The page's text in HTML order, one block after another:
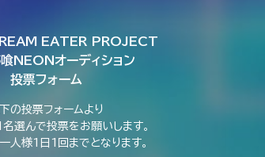
EATER PROJECT
喰NEONオーディション
投票フォーム
の投票フォームより
選んで投票をお願いします。
人様1日1回までとなります。